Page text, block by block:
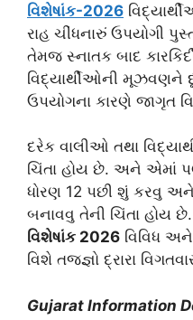
વિશેષાંક-2026
રાહ ચીંધનારું ઉપયોગી
તેમજ સ્નાતક બાદ
વિદ્યાર્થીઓની મૂઝવણને
ઉપયોગના કારણે જાગૃત
દરેક વાલીઓ તથા
ચિંતા હોય છે. અને એમાં
ધોરણ 12 પછી શું કરવુ અને
બનાવવુ તેની ચિંતા હોય
વિશેષાંક 2026 વિવિધ અને
વિશે તજજ્ઞો દ્રારા
Gujarat Information